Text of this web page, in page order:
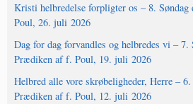
Kristi helbredelse forpligter os – 8.
Poul, 26. juli 2026
Dag for dag forvandles og helbredes vi – 7.
Prædiken af f. Poul, 19. juli 2026
Helbred alle vore skrøbeligheder, Herre –
Prædiken af f. Poul, 12. juli 2026